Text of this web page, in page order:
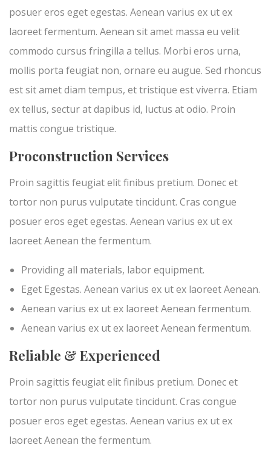
posuer eros eget egestas. Aenean varius ex ut ex
laoreet fermentum. Aenean sit amet massa eu velit
commodo cursus fringilla a tellus. Morbi eros urna,
mollis porta feugiat non, ornare eu augue. Sed rhoncus
est sit amet diam tempus, et tristique est viverra. Etiam
ex tellus, sectur at dapibus id, luctus at odio. Proin
mattis congue tristique.
Proconstruction Services
Proin sagittis feugiat elit finibus pretium. Donec et
tortor non purus vulputate tincidunt. Cras congue
posuer eros eget egestas. Aenean varius ex ut ex
laoreet Aenean the fermentum.
Providing all materials, labor equipment.
Eget Egestas. Aenean varius ex ut ex laoreet Aenean.
Aenean varius ex ut ex laoreet Aenean fermentum.
Aenean varius ex ut ex laoreet Aenean fermentum.
Reliable & Experienced
Proin sagittis feugiat elit finibus pretium. Donec et
tortor non purus vulputate tincidunt. Cras congue
posuer eros eget egestas. Aenean varius ex ut ex
laoreet Aenean the fermentum.